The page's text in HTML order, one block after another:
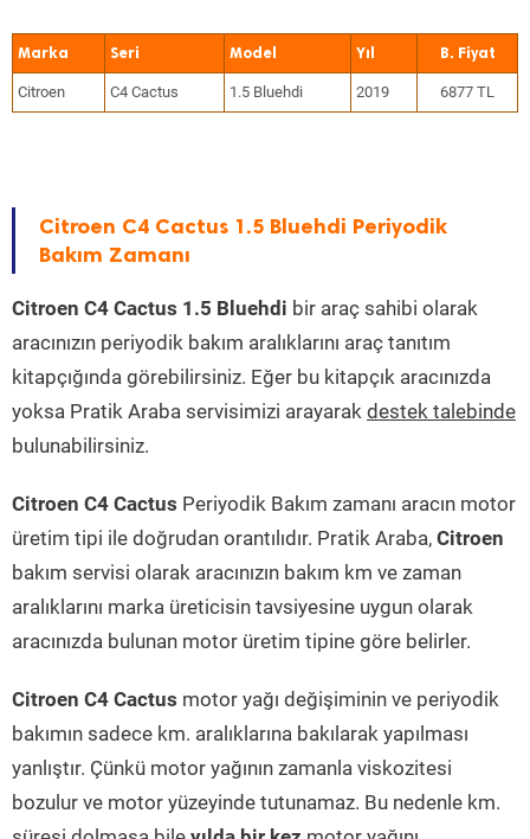
Marka Seri Model Yıl
Citroen C4 Cactus 1.5 Bluehdi 2019 6877 TL
Citroen C4 Cactus 1.5 Bluehdi Periyodik
Bakım Zamanı
Citroen C4 Cactus 1.5 Bluehdi bir araç sahibi olarak
aracınızın periyodik bakım aralıklarını araç tanıtım
kitapçığında görebilirsiniz. Eğer bu kitapçık aracınızda
yoksa Pratik Araba servisimizi arayarak destek talebinde
bulunabilirsiniz.
Citroen C4 Cactus Periyodik Bakım zamanı aracın motor
üretim tipi ile doğrudan orantılıdır. Pratik Araba, Citroen
bakım servisi olarak aracınızın bakım km ve zaman
aralıklarını marka üreticisin tavsiyesine uygun olarak
aracınızda bulunan motor üretim tipine göre belirler.
Citroen C4 Cactus motor yağı değişiminin ve periyodik
bakımın sadece km. aralıklarına bakılarak yapılması
yanlıştır. Çünkü motor yağının zamanla viskozitesi
bozulur ve motor yüzeyinde tutunamaz. Bu nedenle km.